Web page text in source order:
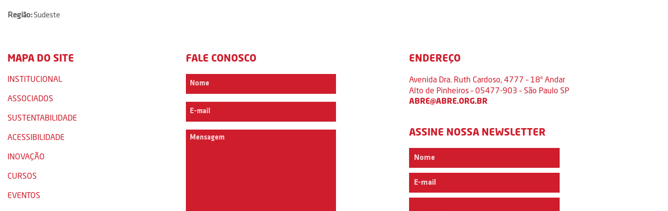
Região:Sudeste
MAPA DO SITE
INSTITUCIONAL
ASSOCIADOS
SUSTENTABILIDADE
ACESSIBILIDADE
INOVAÇÃO
CURSOS
EVENTOS
FALE CONOSCO ENDEREÇO
Avenida Dra. Ruth Cardoso, 4777 – 18º Andar
Alto de Pinheiros – 05477-903 – São Paulo SP
ABRE@ABRE.ORG.BR
ASSINE NOSSA NEWSLETTER